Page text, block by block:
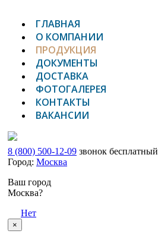
ГЛАВНАЯ
О КОМПАНИИ
ПРОДУКЦИЯ
ДОКУМЕНТЫ
ДОСТАВКА
ФОТОГАЛЕРЕЯ
КОНТАКТЫ
ВАКАНСИИ
8 (800) 500-12-09 звонок бесплатный
Город: Москва
Ваш город
Москва?
Нет
×